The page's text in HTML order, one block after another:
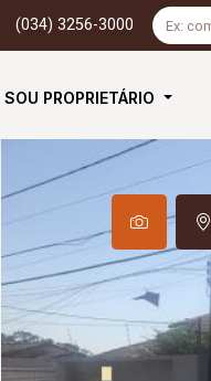
(034) 3256-3000
SOU PROPRIETÁRIO